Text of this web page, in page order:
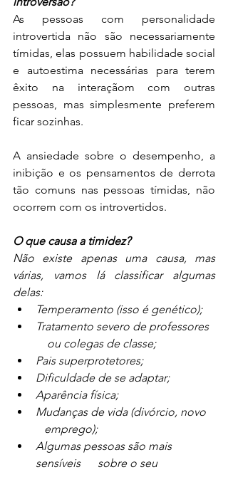
As pessoas com personalidade
introvertida não são necessariamente
tímidas, elas possuem habilidade social
e autoestima necessárias para terem
êxito na interaçãom com outras
pessoas, mas simplesmente preferem
ficar sozinhas.
A ansiedade sobre o desempenho, a
inibição e os pensamentos de derrota
tão comuns nas pessoas tímidas, não
ocorrem com os introvertidos.
O que causa a timidez?
Não existe apenas uma causa, mas
várias, vamos lá classificar algumas
delas:
Temperamento (isso é genético);
Tratamento severo de professores
    ou colegas de classe;
Pais superprotetores;
Dificuldade de se adaptar;
Aparência física;
Mudanças de vida (divórcio, novo
   emprego);
Algumas pessoas são mais
sensíveis      sobre o seu